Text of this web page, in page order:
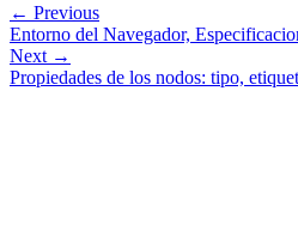
← Previous
Entorno del Navegador,
Next →
Propiedades de los nodos: tipo,